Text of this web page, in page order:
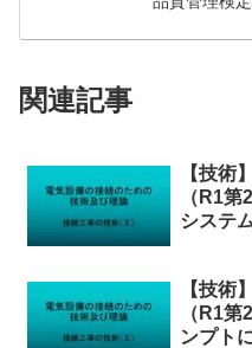
関連記事
【技術
（R1
システ
【技術
（R1
ンプト